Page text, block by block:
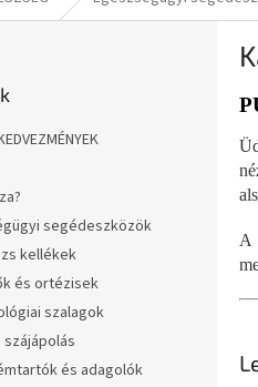
segédeszközök
kellékek
és ortézisek
szalagok
szájápolás
és adagolók
A